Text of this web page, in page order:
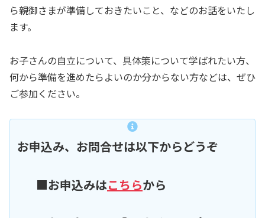
ら親御さまが準備しておきたいこと、などのお話をいたし
ます。
お子さんの自立について、具体策について学ばれたい方、
何から準備を進めたらよいのか分からない方などは、ぜひ
ご参加ください。
お申込み、お問合せは以下からどうぞ
■お申込みはこちらから